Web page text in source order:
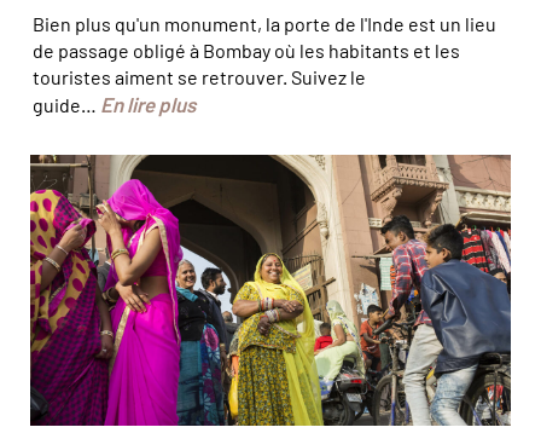
Bien plus qu'un monument, la porte de l'Inde est un lieu
de passage obligé à Bombay où les habitants et les
touristes aiment se retrouver. Suivez le
guide…
En lire plus
© Marta Nascimento/Réa